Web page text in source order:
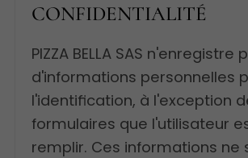
CONFIDENTIALITÉ
PIZZA BELLA SAS n'enregistre
d'informations personnelles
l'identification, à l'exception
formulaires que l'utilisateur
remplir. Ces informations ne